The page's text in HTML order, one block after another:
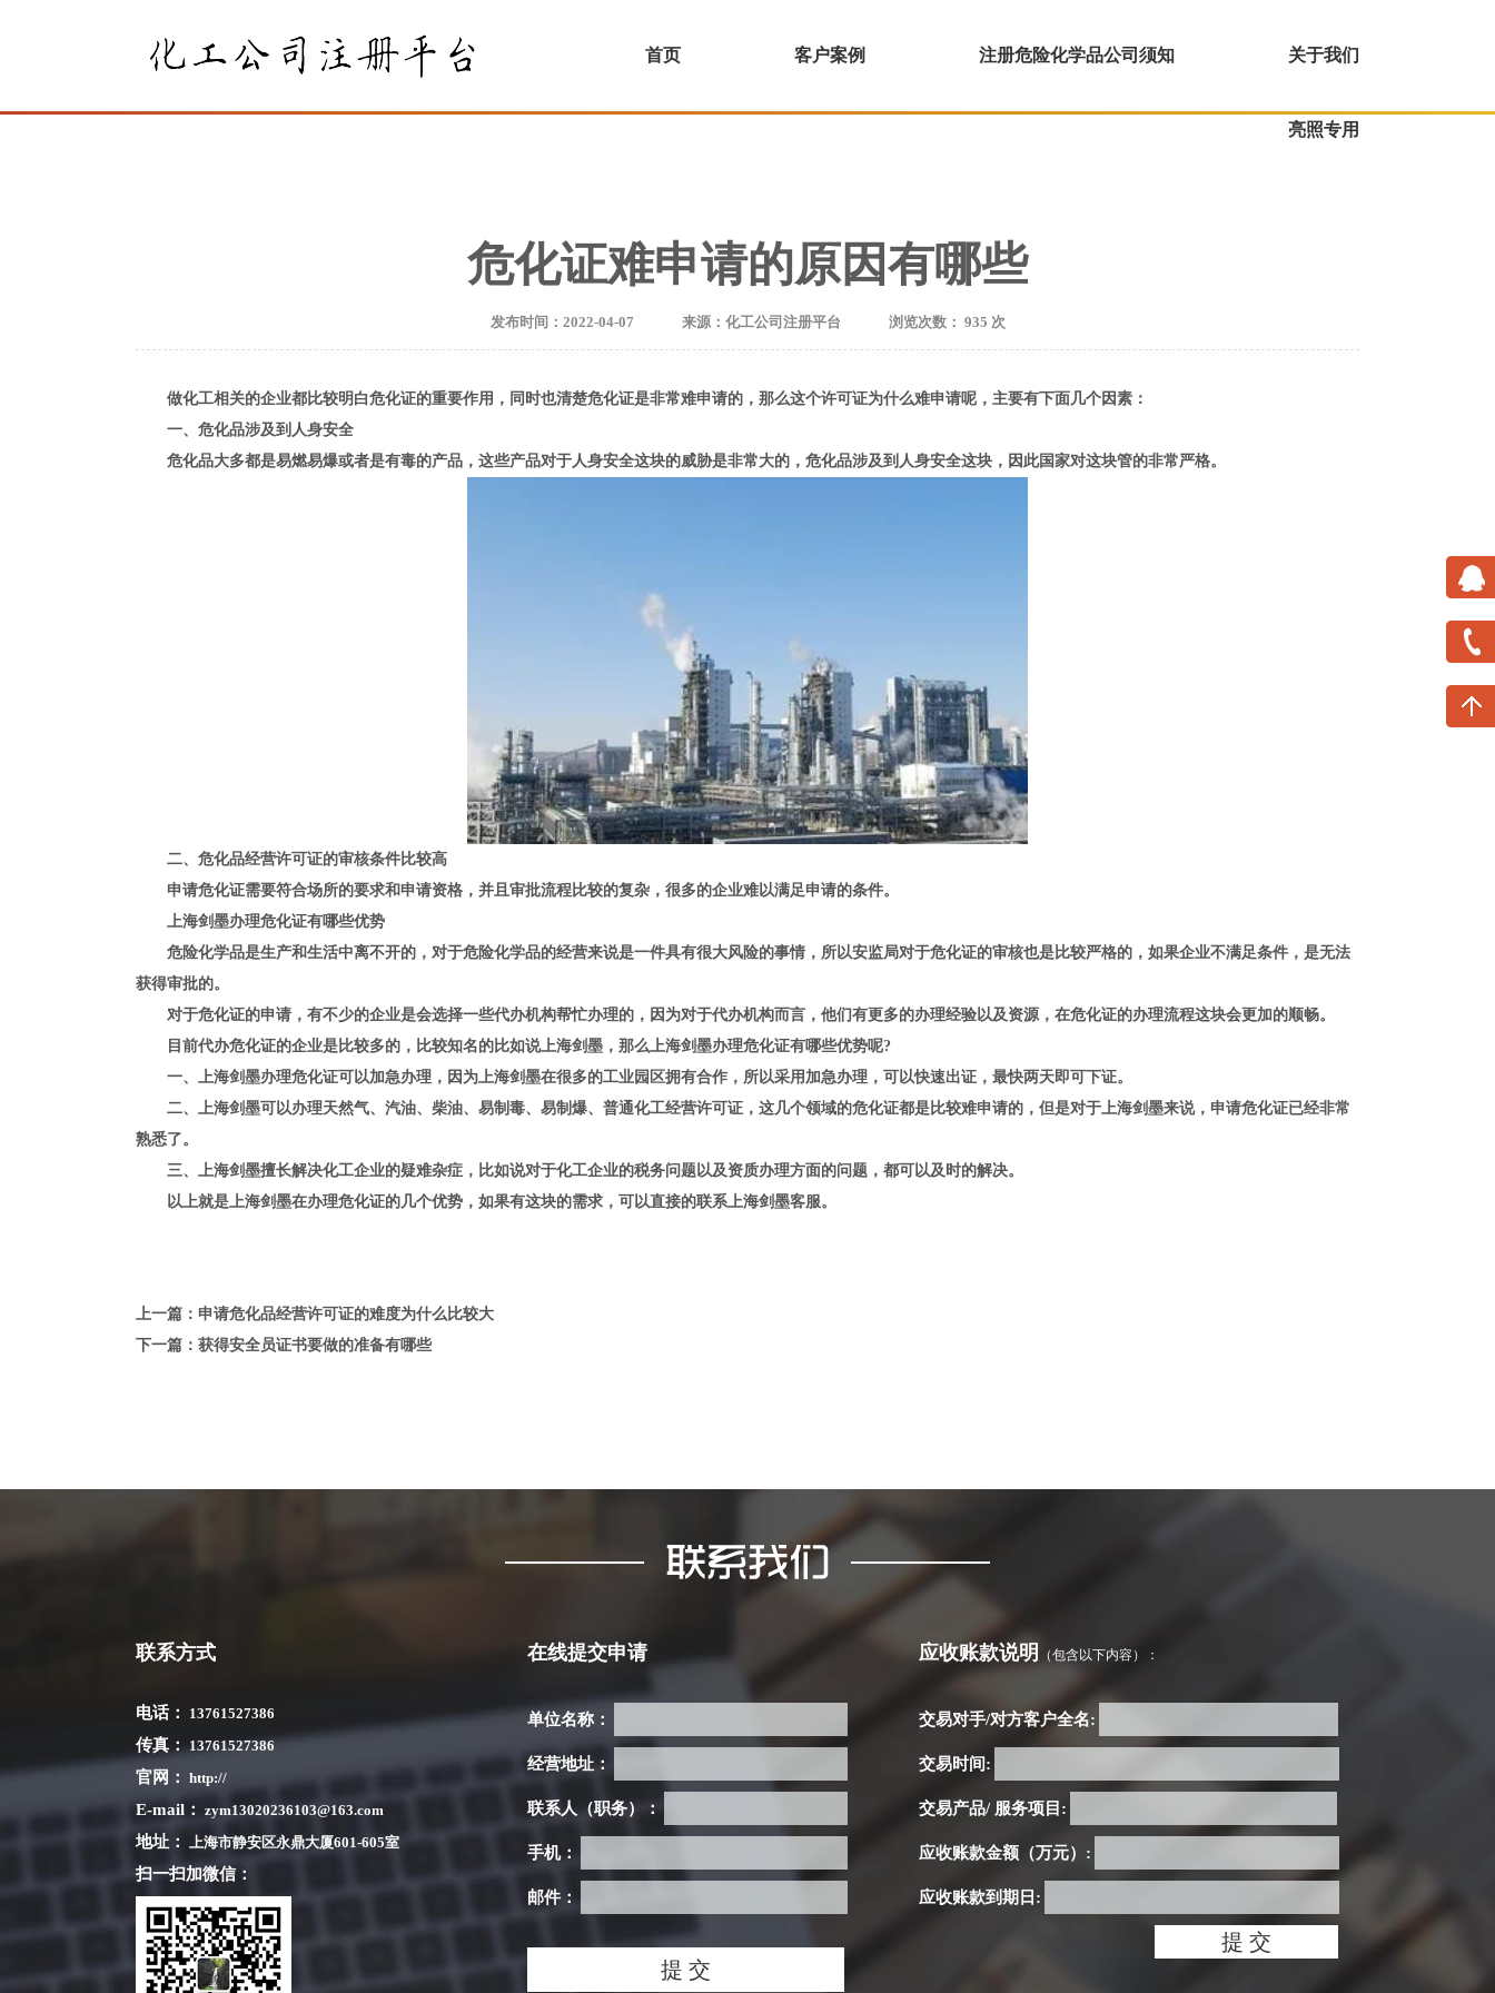
首页 客户案例 注册危险化学品公司须知 关于我们
亮照专用
危化证难申请的原因有哪些
发布时间：2022-04-07 来源：化工公司注册平台 浏览次数： 935 次
做化工相关的企业都比较明白危化证的重要作用，同时也清楚危化证是非常难申请的，那么这个许可证为什么难申请呢，主要有下面几个因素：
一、危化品涉及到人身安全
危化品大多都是易燃易爆或者是有毒的产品，这些产品对于人身安全这块的威胁是非常大的，危化品涉及到人身安全这块，因此国家对这块管的非常严格。
二、危化品经营许可证的审核条件比较高
申请危化证需要符合场所的要求和申请资格，并且审批流程比较的复杂，很多的企业难以满足申请的条件。
上海剑墨办理危化证有哪些优势
危险化学品是生产和生活中离不开的，对于危险化学品的经营来说是一件具有很大风险的事情，所以安监局对于危化证的审核也是比较严格的，如果企业不满足条件，是无法
获得审批的。
对于危化证的申请，有不少的企业是会选择一些代办机构帮忙办理的，因为对于代办机构而言，他们有更多的办理经验以及资源，在危化证的办理流程这块会更加的顺畅。
目前代办危化证的企业是比较多的，比较知名的比如说上海剑墨，那么上海剑墨办理危化证有哪些优势呢?
一、上海剑墨办理危化证可以加急办理，因为上海剑墨在很多的工业园区拥有合作，所以采用加急办理，可以快速出证，最快两天即可下证。
二、上海剑墨可以办理天然气、汽油、柴油、易制毒、易制爆、普通化工经营许可证，这几个领域的危化证都是比较难申请的，但是对于上海剑墨来说，申请危化证已经非常
熟悉了。
三、上海剑墨擅长解决化工企业的疑难杂症，比如说对于化工企业的税务问题以及资质办理方面的问题，都可以及时的解决。
以上就是上海剑墨在办理危化证的几个优势，如果有这块的需求，可以直接的联系上海剑墨客服。
上一篇：申请危化品经营许可证的难度为什么比较大
下一篇：获得安全员证书要做的准备有哪些
联系方式
电话： 13761527386
传真： 13761527386
官网： http://
E-mail： zym13020236103@163.com
地址： 上海市静安区永鼎大厦601-605室
扫一扫加微信：
在线提交申请
单位名称：
经营地址：
联系人（职务）：
手机：
邮件：
应收账款说明 （包含以下内容）：
交易对手/对方客户全名:
交易时间:
交易产品/ 服务项目:
应收账款金额（万元）:
应收账款到期日: